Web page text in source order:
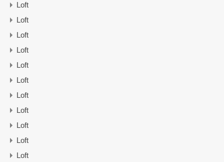
Loft
Loft
Loft
Loft
Loft
Loft
Loft
Loft
Loft
Loft
Loft